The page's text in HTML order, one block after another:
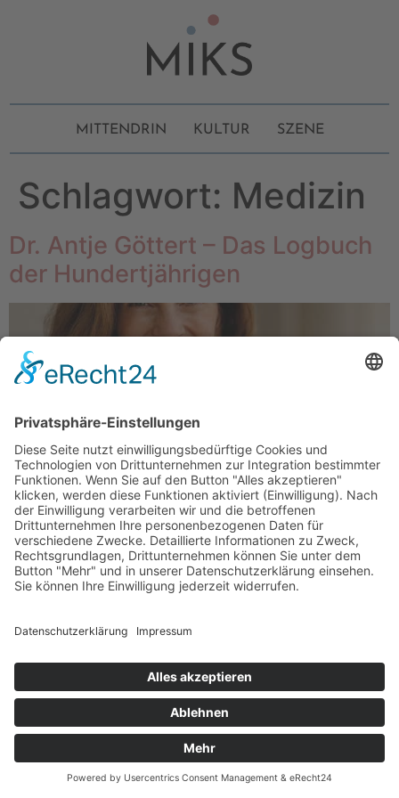
MITTENDRIN KULTUR SZENE
Schlagwort: Medizin
Dr. Antje Göttert – Das Logbuch
der Hundertjährigen
Mit geballter Fachkompetenz und erfrischender
zwischen spannender Wissenschaft, berauschender
Datenschutzerklärung
© MIKS Magazin 2026